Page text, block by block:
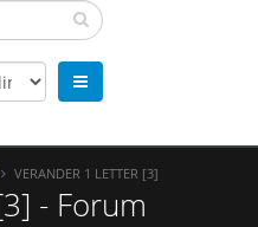
VERANDER 1 LETTER [3]
- Forum